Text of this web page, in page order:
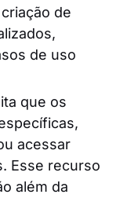
de
de uso
que os
acessar
Esse recurso
além da